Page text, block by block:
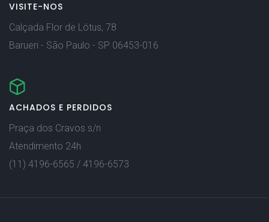
VISITE-NOS
Calçada Flor de Lótus, 78
Barueri - São Paulo - SP 06453-016
ACHADOS E PERDIDOS
Praça dos Cravos s/n
Atendimento 24h
(11) 4196-6565 / 4196-6573